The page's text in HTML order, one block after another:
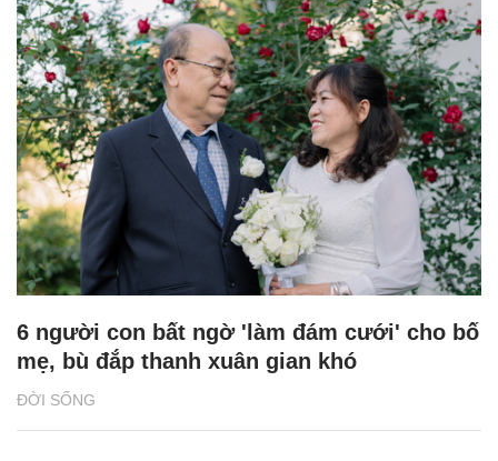
ĐỜI SỐNG
6 người con bất ngờ 'làm đám cưới' cho bố
mẹ, bù đắp thanh xuân gian khó